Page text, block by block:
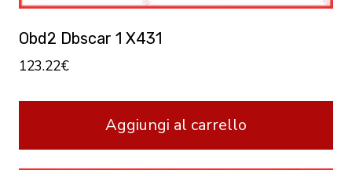
Obd2 Dbscar 1 X431
123.22€
Aggiungi al carrello